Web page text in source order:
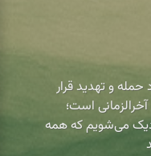
و تهدید قرار
است؛
می‌شویم که همه